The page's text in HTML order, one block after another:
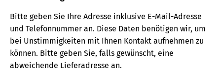
Bitte geben Sie Ihre Adresse inklusive E-Mail-Adresse
und Telefonnummer an. Diese Daten benötigen wir, um
bei Unstimmigkeiten mit Ihnen Kontakt aufnehmen zu
können. Bitte geben Sie, falls gewünscht, eine
abweichende Lieferadresse an.